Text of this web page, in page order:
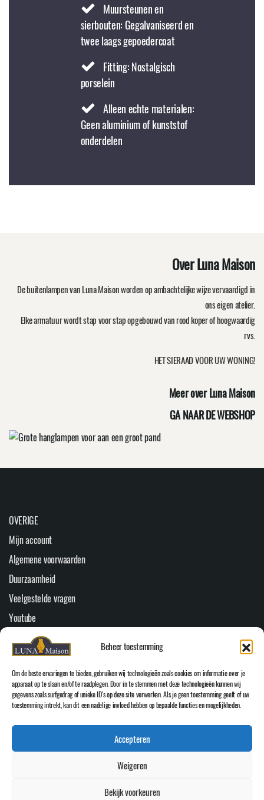
Beheer toestemming
Om de beste ervaringen te bieden, gebruiken wij technologieën zoals cookies om informatie over je
apparaat op te slaan en/of te raadplegen. Door in te stemmen met deze technologieën kunnen wij
gegevens zoals surfgedrag of unieke ID's op deze site verwerken. Als je geen toestemming geeft of uw
toestemming intrekt, kan dit een nadelige invloed hebben op bepaalde functies en mogelijkheden.
Accepteren
Weigeren
Bekijk voorkeuren
Muursteunen en
sierbouten: Gegalvaniseerd en
twee laags gepoedercoat
Fitting: Nostalgisch
porselein
Alleen echte materialen:
Geen aluminium of kunststof
onderdelen
Over Luna Maison
De buitenlampen van Luna Maison worden op ambachtelijke wijze vervaardigd in
ons eigen atelier.
Elke armatuur wordt stap voor stap opgebouwd van rood koper of hoogwaardig
rvs.
HET SIERAAD VOOR UW WONING!
Meer over Luna Maison
GA NAAR DE WEBSHOP
OVERIGE
Mijn account
Algemene voorwaarden
Duurzaamheid
Veelgestelde vragen
Youtube
Cookiebeleid (EU)
Home
WEBSHOP